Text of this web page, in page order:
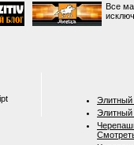
Все
Элитный
Элитный